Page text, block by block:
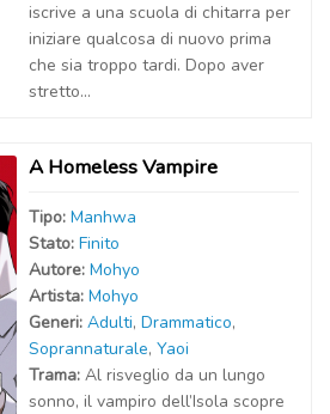
iscrive a una scuola di chitarra per
iniziare qualcosa di nuovo prima
che sia troppo tardi. Dopo aver
stretto...
A Homeless Vampire
Tipo: Manhwa
Stato: Finito
Autore: Mohyo
Artista: Mohyo
Generi: Adulti, Drammatico,
Soprannaturale, Yaoi
Trama: Al risveglio da un lungo
sonno, il vampiro dell’Isola scopre